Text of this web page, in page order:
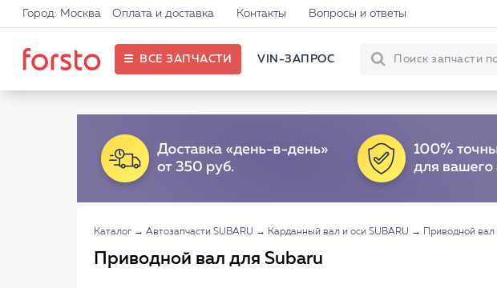
Город: Москва Оплата и доставка Контакты Вопросы и ответы
ВСЕ ЗАПЧАСТИ VIN-ЗАПРОС
Каталог → Автозапчасти SUBARU → Карданный вал и оси SUBARU → Приводной вал
Приводной вал для Subaru